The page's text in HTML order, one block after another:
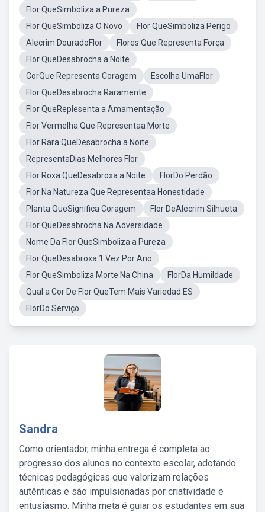
Flor QueSimboliza a Pureza
Flor QueSimboliza O Novo
Flor QueSimboliza Perigo
Alecrim DouradoFlor
Flores Que Representa Força
Flor QueDesabrocha a Noite
CorQue Representa Coragem
Escolha UmaFlor
Flor QueDesabrocha Raramente
Flor QueReplesenta a Amamentação
Flor Vermelha Que Representaa Morte
Flor Rara QueDesabrocha a Noite
RepresentaDias Melhores Flor
Flor Roxa QueDesabroxa a Noite
FlorDo Perdão
Flor Na Natureza Que Representaa Honestidade
Planta QueSignifica Coragem
Flor DeAlecrim Silhueta
Flor QueDesabrocha Na Adversidade
Nome Da Flor QueSimboliza a Pureza
Flor QueDesabroxa 1 Vez Por Ano
Flor QueSimboliza Morte Na China
FlorDa Humildade
Qual a Cor De Flor QueTem Mais Variedad ES
FlorDo Serviço
Sandra
Como orientador, minha entrega é completa ao
progresso dos alunos no contexto escolar, adotando
técnicas pedagógicas que valorizam relações
autênticas e são impulsionadas por criatividade e
entusiasmo. Minha meta é guiar os estudantes em sua